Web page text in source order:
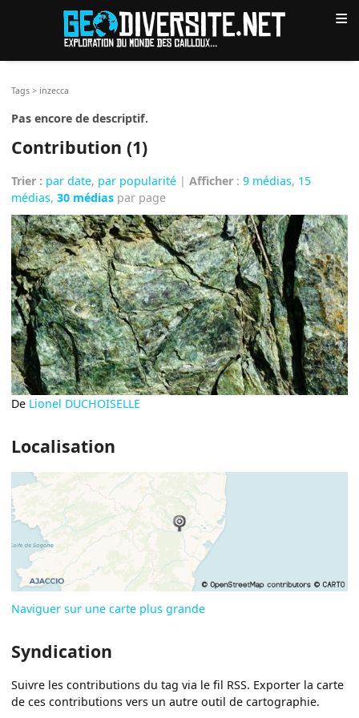
≡
Tags > inzecca
Pas encore de descriptif.
Contribution (1)
Trier : par date, par popularité |Afficher :9 médias, 15
médias,30 médias par page
De Lionel DUCHOISELLE
Localisation
Naviguer sur une carte plus grande
Syndication
Suivre les contributions du tag via le fil RSS. Exporter la carte
de ces contributions vers un autre outil de cartographie.